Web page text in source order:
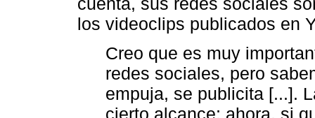
los videoclips publicados en
Creo que es muy
redes sociales, pero
empuja, se publicita [...].
cierto alcance; ahora, si